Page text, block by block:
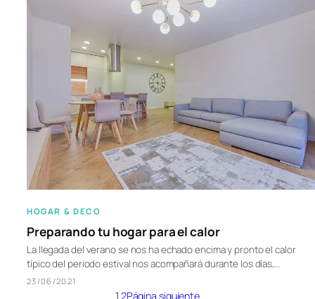
HOGAR & DECO
Preparando tu hogar para el calor
La llegada del verano se nos ha echado encima y pronto el calor
típico del periodo estival nos acompañará durante los días,…
23/06/2021
1 2Página siguiente